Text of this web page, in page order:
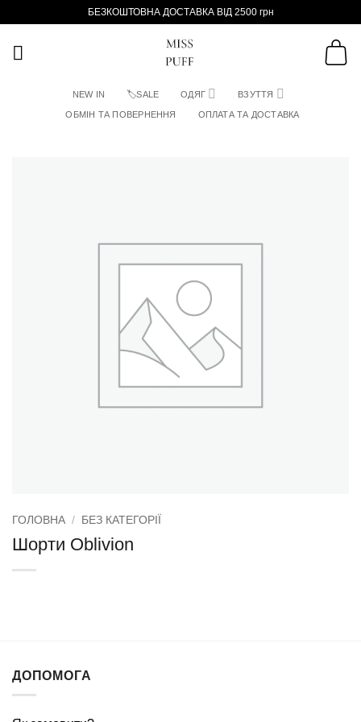
БЕЗКОШТОВНА ДОСТАВКА ВІД 2500 грн
NEW IN 🏷SALE ОДЯГ ВЗУТТЯ
ОБМІН ТА ПОВЕРНЕННЯ ОПЛАТА ТА ДОСТАВКА
ГОЛОВНА / БЕЗ КАТЕГОРІЇ
Шорти Oblivion
ДОПОМОГА